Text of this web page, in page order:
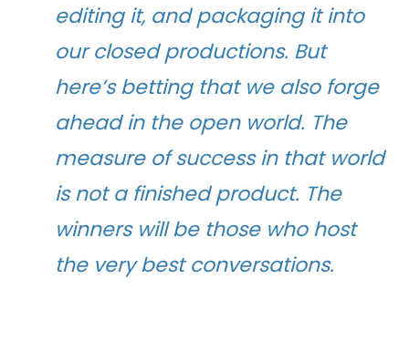
editing it, and packaging it into
our closed productions. But
here’s betting that we also forge
ahead in the open world. The
measure of success in that world
is not a finished product. The
winners will be those who host
the very best conversations.